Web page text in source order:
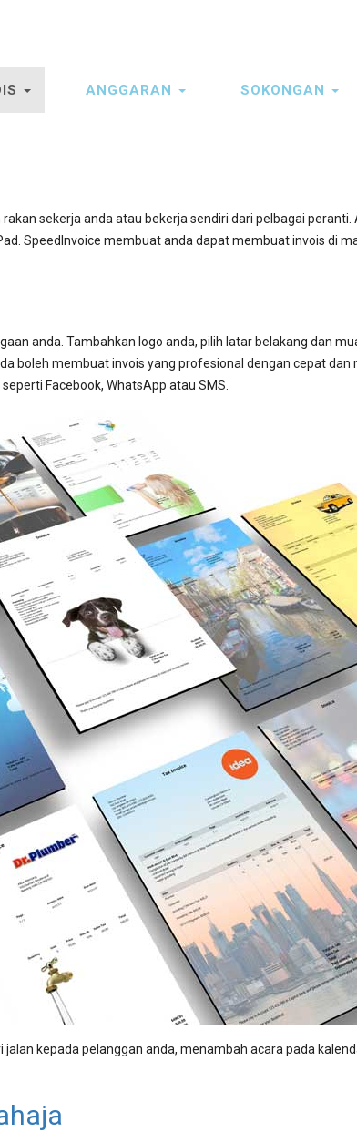
ANGGARAN SOKONGAN
sekerja anda atau bekerja sendiri dari pelbagai peranti.
SpeedInvoice membuat anda dapat membuat invois di
anda. Tambahkan logo anda, pilih latar belakang dan
boleh membuat invois yang profesional dengan cepat dan
Facebook, WhatsApp atau SMS.
kepada pelanggan anda, menambah acara pada